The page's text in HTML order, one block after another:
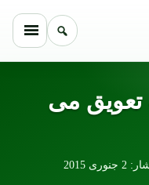
تعویق می
2015